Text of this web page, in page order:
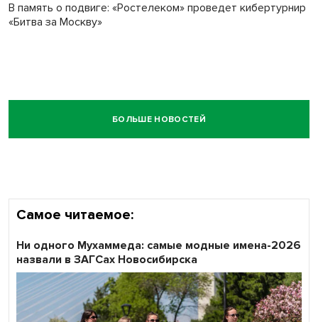
В память о подвиге: «Ростелеком» проведет кибертурнир
«Битва за Москву»
БОЛЬШЕ НОВОСТЕЙ
Самое читаемое:
Ни одного Мухаммеда: самые модные имена-2026
назвали в ЗАГСах Новосибирска